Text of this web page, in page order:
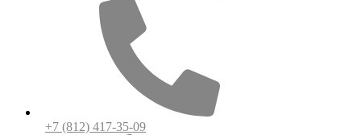
+7 (812) 417-35-09